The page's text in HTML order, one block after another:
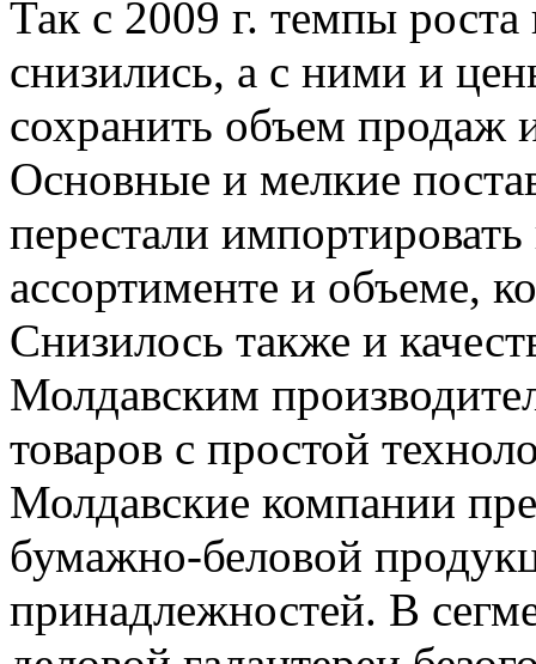
Так с 2009 г. темпы роста
снизились, а с ними и
сохранить объем
Основные и мелкие
перестали
ассортименте и объеме,
Снизилось также и
Молдавским
товаров с простой
Молдавские компании
бумажно-беловой
принадлежностей. В